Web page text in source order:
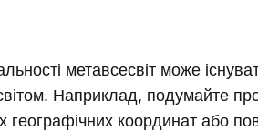
метавсесвіт може
Наприклад, подумайте
координат або